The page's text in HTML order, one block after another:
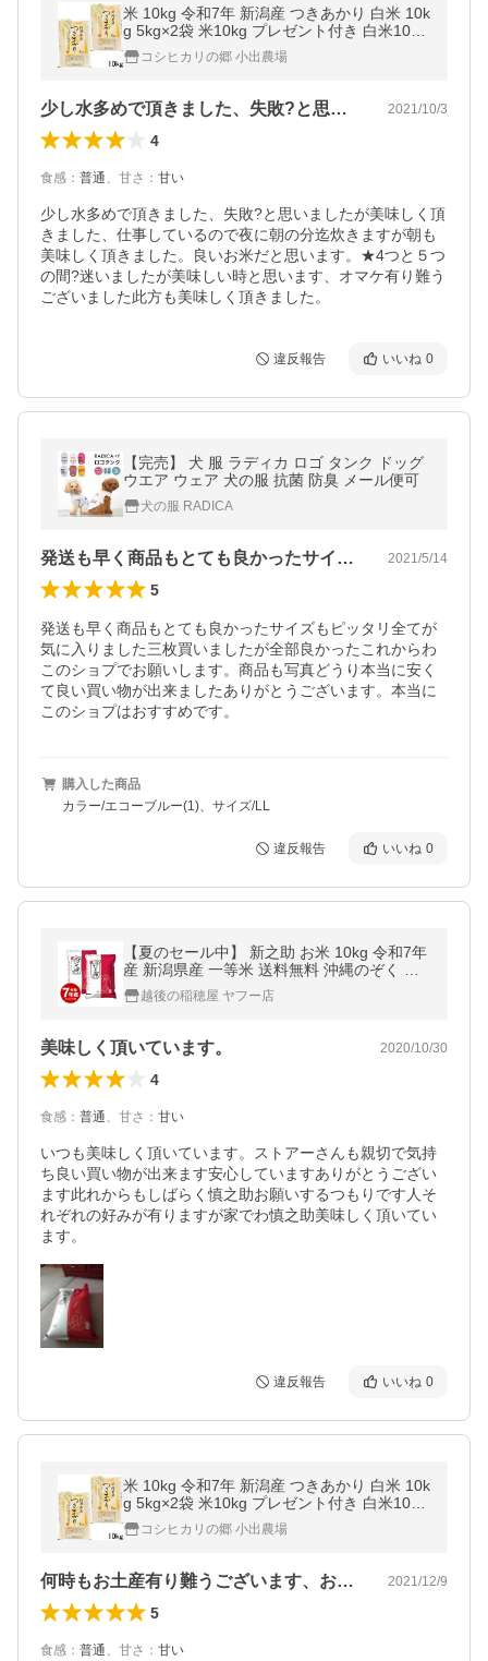
米 10kg 令和7年 新潟産 つきあかり 白米 10k
g 5kg×2袋 米10kg プレゼント付き 白米10kg
精米 米 お米10kg ベストストア 農家直送 美
味しいお米
コシヒカリの郷 小出農場
少し水多めで頂きました、失敗?と思いま… 2021/10/3
4
食感 ： 普通、 甘さ ： 甘い
少し水多めで頂きました、失敗?と思いましたが美味しく頂
きました、仕事しているので夜に朝の分迄炊きますが朝も
美味しく頂きました。良いお米だと思います。★4つと５つ
の間?迷いましたが美味しい時と思います、オマケ有り難う
ございました此方も美味しく頂きました。
違反報告 いいね 0
【完売】 犬 服 ラディカ ロゴ タンク ドッグ
ウエア ウェア 犬の服 抗菌 防臭 メール便可
犬の服 RADICA
発送も早く商品もとても良かったサイズも… 2021/5/14
5
発送も早く商品もとても良かったサイズもピッタリ全てが
気に入りました三枚買いましたが全部良かったこれからわ
このショプでお願いします。商品も写真どうり本当に安く
て良い買い物が出来ましたありがとうございます。本当に
このショプはおすすめです。
購入した商品
カラー/エコーブルー(1)、サイズ/LL
違反報告 いいね 0
【夏のセール中】 新之助 お米 10kg 令和7年
産 新潟県産 一等米 送料無料 沖縄のぞく お
中元越後の稲穂屋 ヤフー店
美味しく頂いています。 2020/10/30
4
食感 ： 普通、 甘さ ： 甘い
いつも美味しく頂いています。ストアーさんも親切で気持
ち良い買い物が出来ます安心していますありがとうござい
ます此れからもしばらく慎之助お願いするつもりです人そ
れぞれの好みが有りますが家でわ慎之助美味しく頂いてい
ます。
違反報告 いいね 0
米 10kg 令和7年 新潟産 つきあかり 白米 10k
g 5kg×2袋 米10kg プレゼント付き 白米10kg
精米 米 お米10kg ベストストア 農家直送 美
味しいお米
コシヒカリの郷 小出農場
何時もお土産有り難うございます、お米も… 2021/12/9
5
食感 ： 普通、 甘さ ： 甘い